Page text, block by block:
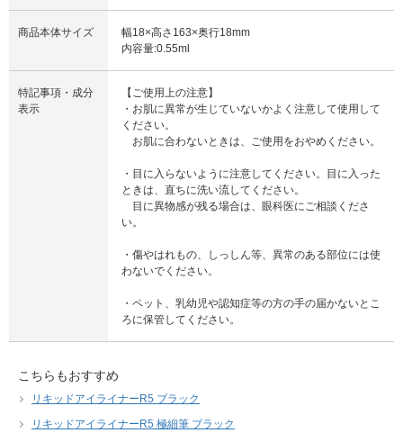
商品本体サイズ
幅18×高さ163×奥行18mm
内容量:0.55ml
特記事項・成分
表示
【ご使用上の注意】
・お肌に異常が生じていないかよく注意して使用して
ください。
お肌に合わないときは、ご使用をおやめください。
・目に入らないように注意してください。目に入った
ときは、直ちに洗い流してください。
目に異物感が残る場合は、眼科医にご相談くださ
い。
・傷やはれもの、しっしん等、異常のある部位には使
わないでください。
・ペット、乳幼児や認知症等の方の手の届かないとこ
ろに保管してください。
こちらもおすすめ
リキッドアイライナーR5 ブラック
リキッドアイライナーR5 極細筆 ブラック